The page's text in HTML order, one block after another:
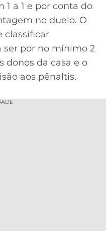
a 1 e por conta do
no duelo. O
classificar
ser por no mínimo 2
donos da casa e o
aos pênaltis.